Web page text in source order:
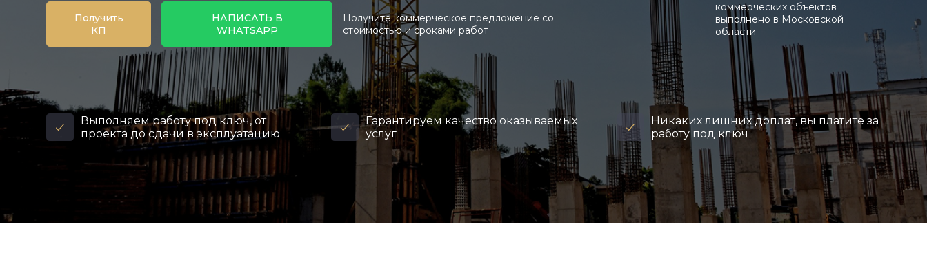
Получить
КП
НАПИСАТЬ В
WHATSAPP
Получите коммерческое предложение со
стоимостью и сроками работ
коммерческих объектов
выполнено в Московской
области
Выполняем работу под ключ, от
проекта до сдачи в эксплуатацию
Гарантируем качество оказываемых
услуг
Никаких лишних доплат, вы платите за
работу под ключ